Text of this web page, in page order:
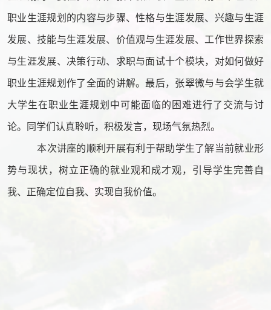
职业生涯规划的内容与步骤、性格与生涯发展、兴趣与生涯
发展、技能与生涯发展、价值观与生涯发展、工作世界探索
与生涯发展、决策行动、求职与面试十个模块，对如何做好
职业生涯规划作了全面的讲解。最后，张翠微与与会学生就
大学生在职业生涯规划中可能面临的困难进行了交流与讨
论。同学们认真聆听，积极发言，现场气氛热烈。
本次讲座的顺利开展有利于帮助学生了解当前就业形
势与现状，树立正确的就业观和成才观，引导学生完善自
我、正确定位自我、实现自我价值。